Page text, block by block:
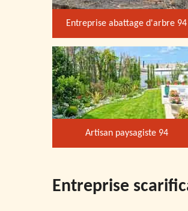
Entreprise abattage d'arbre 94
Artisan paysagiste 94
Entreprise